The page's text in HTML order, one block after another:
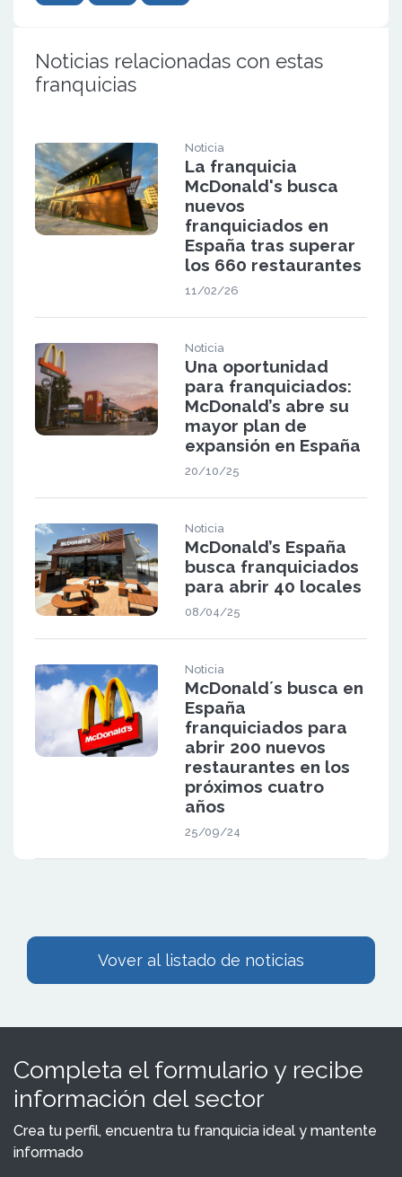
Noticias relacionadas con estas
franquicias
Noticia
La franquicia
McDonald's busca
nuevos
franquiciados en
España tras superar
los 660 restaurantes
11/02/26
Noticia
Una oportunidad
para franquiciados:
McDonald’s abre su
mayor plan de
expansión en España
20/10/25
Noticia
McDonald’s España
busca franquiciados
para abrir 40 locales
08/04/25
Noticia
McDonald´s busca en
España
franquiciados para
abrir 200 nuevos
restaurantes en los
próximos cuatro
años
25/09/24
Vover al listado de noticias
Completa el formulario y recibe
información del sector
Crea tu perfil, encuentra tu franquicia ideal y mantente
informado